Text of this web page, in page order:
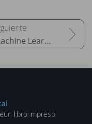
Machine Learning for Kids
un libro impreso